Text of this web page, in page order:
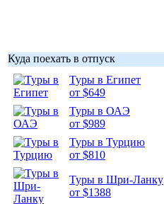
Куда поехать в отпуск
Туры в Египет
от $649
Туры в ОАЭ
от $989
Туры в Турцию
от $810
Туры в Шри-Ланку
от $1388